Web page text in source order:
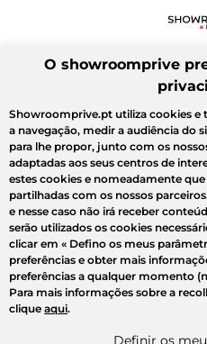
O showroomprive
Showroomprive.pt utiliza cookies e
a navegação, medir a audiência do
para lhe propor, junto com os
adaptadas aos seus centros de
estes cookies e nomeadamente
partilhadas com os nossos
e nesse caso não irá receber
serão utilizados os cookies
clicar em « Defino os meus
preferências e obter mais
preferências a qualquer momento
Para mais informações sobre a
clique aqui.
Definir os